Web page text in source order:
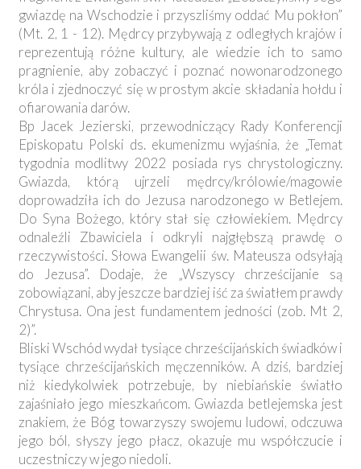
Ochrona
Małoletnich
gwiazdę na Wschodzie i przyszliśmy oddać Mu pokłon”
(Mt. 2, 1 - 12). Mędrcy przybywają z odległych krajów i
reprezentują różne kultury, ale wiedzie ich to samo
pragnienie, aby zobaczyć i poznać nowonarodzonego
króla i zjednoczyć się w prostym akcie składania hołdu i
ofiarowania darów.
Bp Jacek Jezierski, przewodniczący Rady Konferencji
Episkopatu Polski ds. ekumenizmu wyjaśnia, że „Temat
tygodnia modlitwy 2022 posiada rys chrystologiczny.
Gwiazda, którą ujrzeli mędrcy/królowie/magowie
doprowadziła ich do Jezusa narodzonego w Betlejem.
Do Syna Bożego, który stał się człowiekiem. Mędrcy
odnaleźli Zbawiciela i odkryli najgłębszą prawdę o
rzeczywistości. Słowa Ewangelii św. Mateusza odsyłają
do Jezusa”. Dodaje, że „Wszyscy chrześcijanie są
zobowiązani, aby jeszcze bardziej iść za światłem prawdy
Chrystusa. Ona jest fundamentem jedności (zob. Mt 2,
2)”.
Bliski Wschód wydał tysiące chrześcijańskich świadków i
tysiące chrześcijańskich męczenników. A dziś, bardziej
niż kiedykolwiek potrzebuje, by niebiańskie światło
zajaśniało jego mieszkańcom. Gwiazda betlejemska jest
znakiem, że Bóg towarzyszy swojemu ludowi, odczuwa
jego ból, słyszy jego płacz, okazuje mu współczucie i
uczestniczy w jego niedoli.